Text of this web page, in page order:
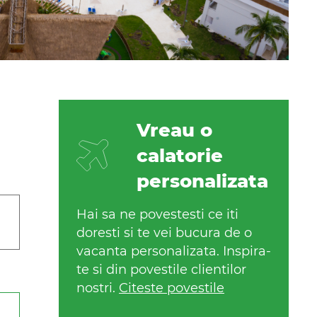
Vreau o
calatorie
personalizata
Hai sa ne povestesti ce iti
doresti si te vei bucura de o
vacanta personalizata. Inspira-
te si din povestile clientilor
nostri. Citeste povestile